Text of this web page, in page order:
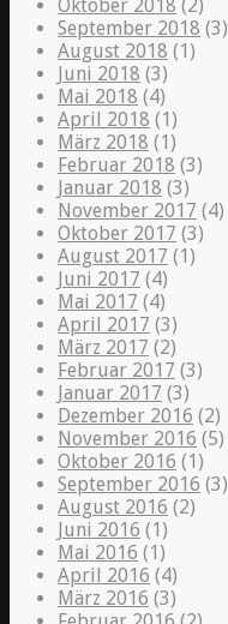
Oktober 2018 (2)
September 2018 (3)
August 2018 (1)
Juni 2018 (3)
Mai 2018 (4)
April 2018 (1)
März 2018 (1)
Februar 2018 (3)
Januar 2018 (3)
November 2017 (4)
Oktober 2017 (3)
August 2017 (1)
Juni 2017 (4)
Mai 2017 (4)
April 2017 (3)
März 2017 (2)
Februar 2017 (3)
Januar 2017 (3)
Dezember 2016 (2)
November 2016 (5)
Oktober 2016 (1)
September 2016 (3)
August 2016 (2)
Juni 2016 (1)
Mai 2016 (1)
April 2016 (4)
März 2016 (3)